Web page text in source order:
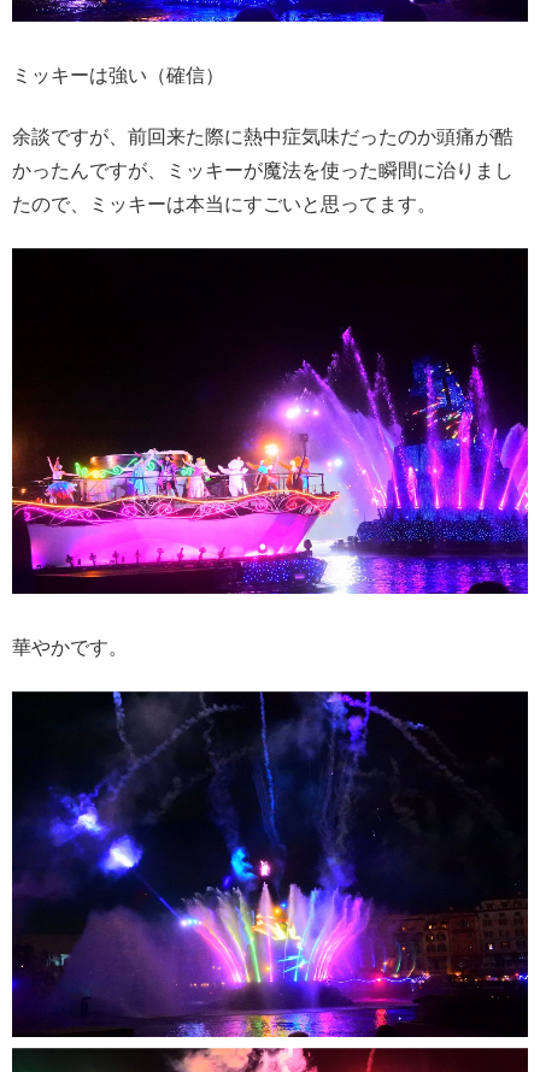
ミッキーは強い（確信）
余談ですが、前回来た際に熱中症気味だったのか頭痛が酷
かったんですが、ミッキーが魔法を使った瞬間に治りまし
たので、ミッキーは本当にすごいと思ってます。
華やかです。